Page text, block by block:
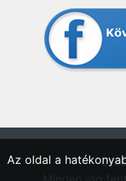
Az oldal a